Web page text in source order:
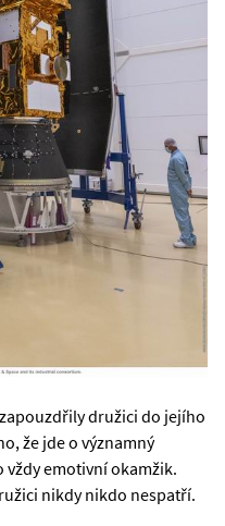
družici do jejího
že jde o významný
vždy emotivní okamžik.
nikdy nikdo nespatří.